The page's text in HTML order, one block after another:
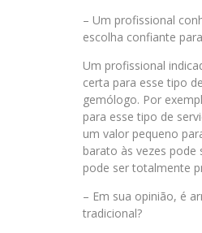
– Um profissional
escolha confiante
Um profissional
certa para esse tipo
gemólogo. Por
para esse tipo de
um valor pequeno
barato às vezes
pode ser totalmente
– Em sua opinião, é
tradicional?